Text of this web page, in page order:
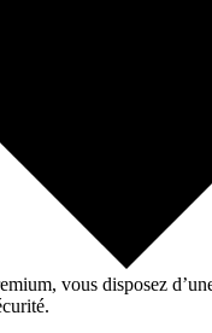
vous disposez